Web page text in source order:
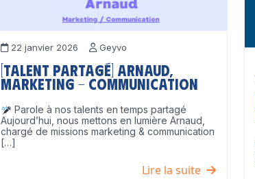
22 janvier 2026 Geyvo
[Talent partagé] Arnaud,
Marketing – Communication
Parole à nos talents en temps partagé
Aujourd’hui, nous mettons en lumière Arnaud,
chargé de missions marketing & communication
[…]
Lire la suite